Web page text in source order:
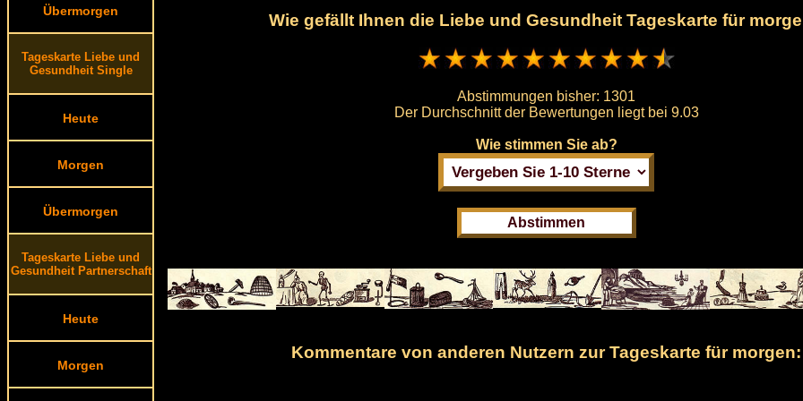
Übermorgen
Tageskarte Liebe und
Gesundheit Single
Heute
Morgen
Übermorgen
Tageskarte Liebe und
Gesundheit Partnerschaft
Heute
Morgen
Wie gefällt Ihnen die Liebe und Gesundheit Tageskarte für
Abstimmungen bisher: 1301
Der Durchschnitt der Bewertungen liegt bei 9.03
Wie stimmen Sie ab?
Kommentare von anderen Nutzern zur Tageskarte für morgen: